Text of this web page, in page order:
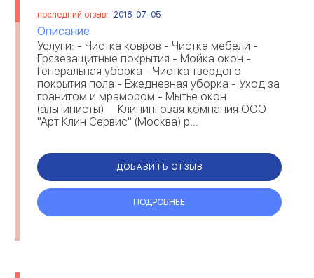
последний отзыв: 2018-07-05
Описание
Услуги: - Чистка ковров - Чистка мебели -
Грязезащитные покрытия - Мойка окон -
Генеральная уборка - Чистка твердого
покрытия пола - Ежедневная уборка - Уход за
гранитом и мрамором - Мытье окон
(альпинисты) Клининговая компания ООО
"Арт Клин Сервис" (Москва) р...
ДОБАВИТЬ ОТЗЫВ
ПОДРОБНЕЕ